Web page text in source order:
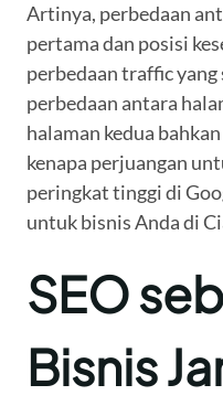
Artinya, perbedaan
pertama dan posisi
perbedaan traffic yang
perbedaan antara
halaman kedua
kenapa perjuangan
peringkat tinggi di
untuk bisnis Anda di
SEO
Bisnis